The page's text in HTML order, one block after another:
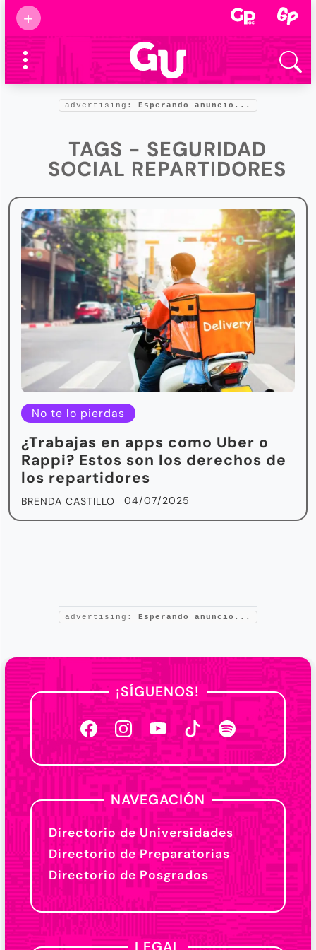
+
Supermamás
2025
Marcas de
confianza
Foro salud
advertising: Esperando anuncio...
TAGS - SEGURIDAD
SOCIAL REPARTIDORES
No te lo pierdas
¿Trabajas en apps como Uber o
Rappi? Estos son los derechos de
los repartidores
BRENDA CASTILLO 04/07/2025
advertising: Esperando anuncio...
¡SÍGUENOS!
NAVEGACIÓN
Directorio de Universidades
Directorio de Preparatorias
Directorio de Posgrados
LEGAL